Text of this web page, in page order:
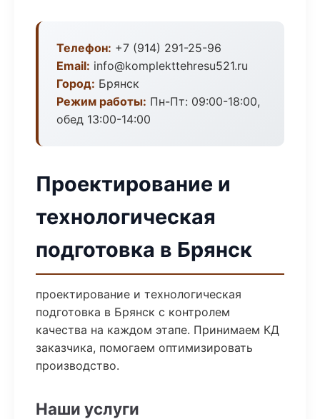
Телефон: +7 (914) 291-25-96
Email: info@komplekttehresu521.ru
Город: Брянск
Режим работы: Пн-Пт: 09:00-18:00,
обед 13:00-14:00
Проектирование и
технологическая
подготовка в Брянск
проектирование и технологическая
подготовка в Брянск с контролем
качества на каждом этапе. Принимаем КД
заказчика, помогаем оптимизировать
производство.
Наши услуги